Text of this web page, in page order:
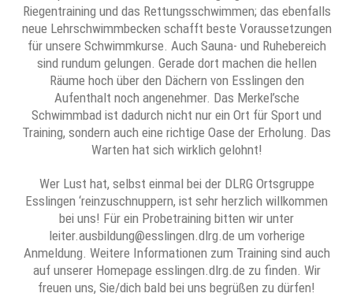
Riegentraining und das Rettungsschwimmen; das ebenfalls
neue Lehrschwimmbecken schafft beste Voraussetzungen
für unsere Schwimmkurse. Auch Sauna- und Ruhebereich
sind rundum gelungen. Gerade dort machen die hellen
Räume hoch über den Dächern von Esslingen den
Aufenthalt noch angenehmer. Das Merkel’sche
Schwimmbad ist dadurch nicht nur ein Ort für Sport und
Training, sondern auch eine richtige Oase der Erholung. Das
Warten hat sich wirklich gelohnt!
Wer Lust hat, selbst einmal bei der DLRG Ortsgruppe
Esslingen ‘reinzuschnuppern, ist sehr herzlich willkommen
bei uns! Für ein Probetraining bitten wir unter
leiter.ausbildung@esslingen.dlrg.de um vorherige
Anmeldung. Weitere Informationen zum Training sind auch
auf unserer Homepage esslingen.dlrg.de zu finden. Wir
freuen uns, Sie/dich bald bei uns begrüßen zu dürfen!